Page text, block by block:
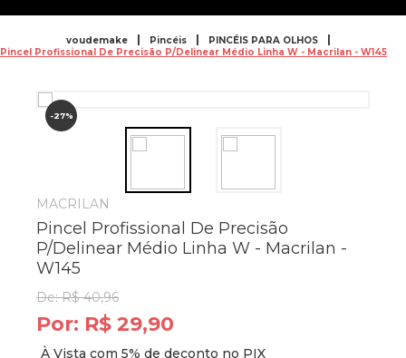
voudemake Pincéis
PINCÉIS PARA OLHOS
Pincel Profissional De Precisão P/Delinear Médio Linha W - Macrilan - W145
-27%
MACRILAN
Pincel Profissional De Precisão
P/Delinear Médio Linha W - Macrilan -
W145
De:R$ 40,96
Por: R$ 29,90